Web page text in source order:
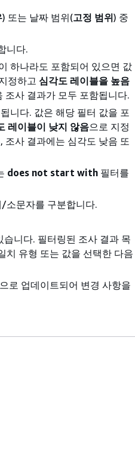
) 또는 날짜 범위(고정 범위) 중
니다.
하나라도 포함되어 있으면 값
정하고 심각도 레이블을 높음
조사 결과가 모두 포함됩니다.
니다. 값은 해당 필터 값을 포
레이블이 낮지 않음으로 지정
조사 결과에는 심각도 낮음 또
does not start with 필터를
소문자를 구분합니다.
니다. 필터링된 조사 결과 목
치 유형 또는 값을 선택한 다음
로 업데이트되어 변경 사항을